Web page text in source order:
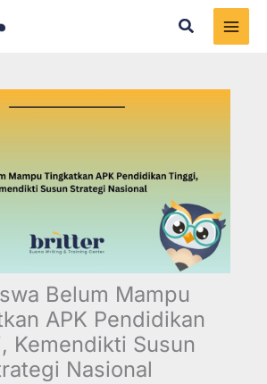
Search
Belum Mampu
APK Pendidikan
Kemendikti Susun
Nasional